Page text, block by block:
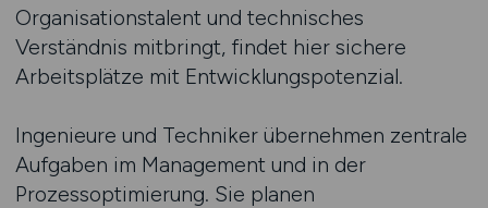
Organisationstalent und technisches
Verständnis mitbringt, findet hier sichere
Arbeitsplätze mit Entwicklungspotenzial.
Ingenieure und Techniker übernehmen zentrale
Aufgaben im Management und in der
Prozessoptimierung. Sie planen